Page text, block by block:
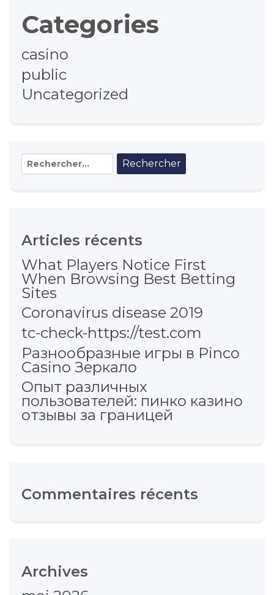
Categories
casino
public
Uncategorized
Rechercher :
Articles récents
What Players Notice First
When Browsing Best Betting
Sites
Coronavirus disease 2019
tc-check-https://test.com
Разнообразные игры в Pinco
Casino Зеркало
Опыт различных
пользователей: пинко казино
отзывы за границей
Commentaires récents
Archives